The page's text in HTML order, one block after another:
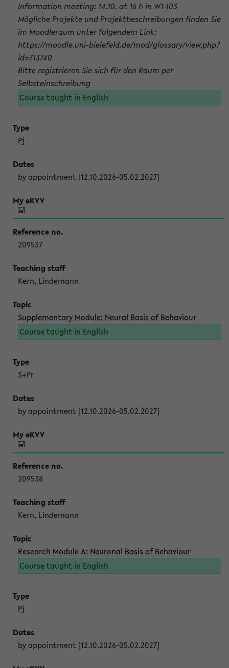
Information meeting: 14.10. at 16 h in W1-103
Mögliche Projekte und Projektbeschreibungen finden Sie
im Moodleraum unter folgendem Link:
https://moodle.uni-bielefeld.de/mod/glossary/view.php?
id=713740
Bitte registrieren Sie sich für den Raum per
Selbsteinschreibung
Course taught in English
Pj
by appointment [12.10.2026-05.02.2027]
209537
Kern, Lindemann
Supplementary Module: Neural Basis of Behaviour
Course taught in English
S+Pr
by appointment [12.10.2026-05.02.2027]
209538
Kern, Lindemann
Research Module A: Neuronal Basis of Behaviour
Course taught in English
Pj
by appointment [12.10.2026-05.02.2027]